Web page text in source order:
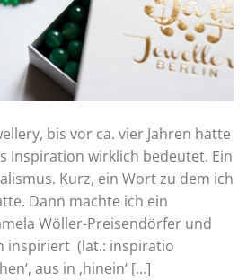
bis vor ca. vier Jahren hatte
Inspiration wirklich bedeutet. Ein
Kurz, ein Wort zu dem ich
Dann machte ich ein
Wöller-Preisendörfer und
inspiriert (lat.: inspiratio
aus in ‚hinein‘ […]